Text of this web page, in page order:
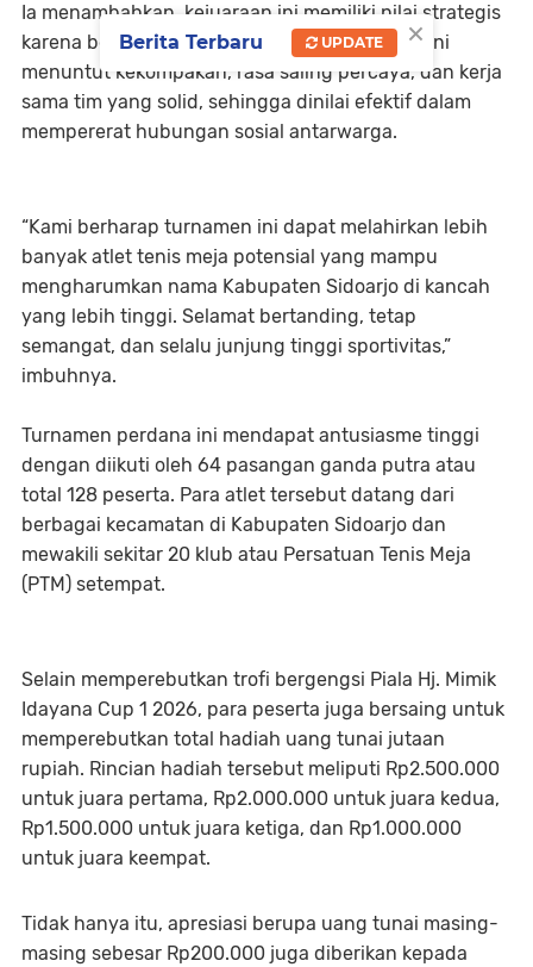
Ia menambahkan, kejuaraan ini memiliki nilai strategis
karena berfokus pada nomor ganda. Kategori ini
menuntut kekompakan, rasa saling percaya, dan kerja
sama tim yang solid, sehingga dinilai efektif dalam
mempererat hubungan sosial antarwarga.
“Kami berharap turnamen ini dapat melahirkan lebih
banyak atlet tenis meja potensial yang mampu
mengharumkan nama Kabupaten Sidoarjo di kancah
yang lebih tinggi. Selamat bertanding, tetap
semangat, dan selalu junjung tinggi sportivitas,”
imbuhnya.
Turnamen perdana ini mendapat antusiasme tinggi
dengan diikuti oleh 64 pasangan ganda putra atau
total 128 peserta. Para atlet tersebut datang dari
berbagai kecamatan di Kabupaten Sidoarjo dan
mewakili sekitar 20 klub atau Persatuan Tenis Meja
(PTM) setempat.
Selain memperebutkan trofi bergengsi Piala Hj. Mimik
Idayana Cup 1 2026, para peserta juga bersaing untuk
memperebutkan total hadiah uang tunai jutaan
rupiah. Rincian hadiah tersebut meliputi Rp2.500.000
untuk juara pertama, Rp2.000.000 untuk juara kedua,
Rp1.500.000 untuk juara ketiga, dan Rp1.000.000
untuk juara keempat.
Tidak hanya itu, apresiasi berupa uang tunai masing-
masing sebesar Rp200.000 juga diberikan kepada
×
Berita Terbaru UPDATE